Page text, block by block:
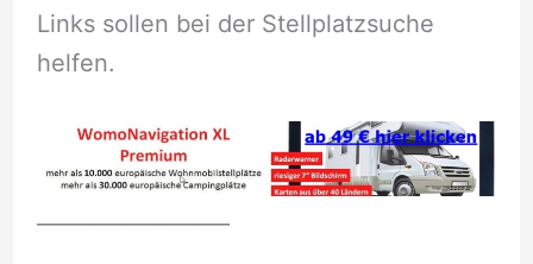
Links sollen bei der Stellplatzsuche
helfen.